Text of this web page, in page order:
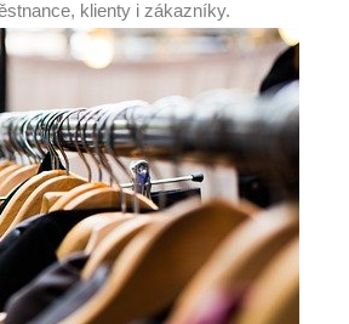
klienty i zákazníky.